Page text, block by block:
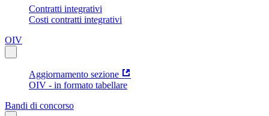
Contratti integrativi
Costi contratti integrativi
OIV
Aggiornamento sezione
OIV - in formato tabellare
Bandi di concorso